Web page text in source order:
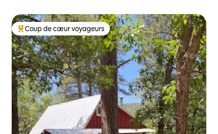
Coups de cœur voyageurs les plus appréciés
Coup de cœur voyageurs